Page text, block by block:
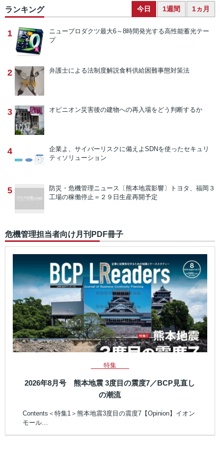
ランキング 今日 1週間 1ヵ月
1 ニュープロダクツ最大6～8時間発光する高性能蓄光テー
プ
2 弁護士による法制度解説食料供給困難事態対策法
3 オピニオン災害後の建物への再入場をどう判断するか
4 企業よ、サイバーリスクに備えよ SDNを使ったセキュリ
ティソリューション
5 防災・危機管理ニュース 〔熊本地震影響〕トヨタ、福岡３
工場の稼働停止＝２９日生産再開予定
危機管理担当者向け月刊PDF冊子
特集
2026年8月号 熊本地震 3度目の震度7／BCP見直し
の潮流
Contents＜特集1＞熊本地震3度目の震度7【Opinion】イオン
モール…